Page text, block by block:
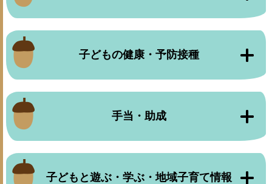
子どもの健康・予防接種
手当・助成
子どもと遊ぶ・学ぶ・地域子育て情報